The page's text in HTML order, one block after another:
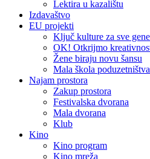
Lektira u kazalištu
Izdavaštvo
EU projekti
Ključ kulture za sve
OK! Otkrijmo
Žene biraju novu šansu
Mala škola
Najam prostora
Zakup prostora
Festivalska dvorana
Mala dvorana
Klub
Kino
Kino program
Kino mreža